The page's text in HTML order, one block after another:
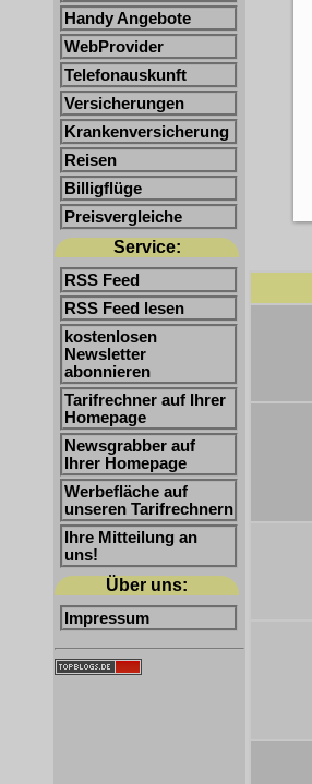
Handy Angebote
WebProvider
Telefonauskunft
Versicherungen
Krankenversicherung
Reisen
Billigflüge
Preisvergleiche
Service:
RSS Feed
RSS Feed lesen
kostenlosen
Newsletter
abonnieren
Tarifrechner auf Ihrer
Homepage
Newsgrabber auf
Ihrer Homepage
Werbefläche auf
unseren Tarifrechnern
Ihre Mitteilung an
uns!
Über uns:
Impressum